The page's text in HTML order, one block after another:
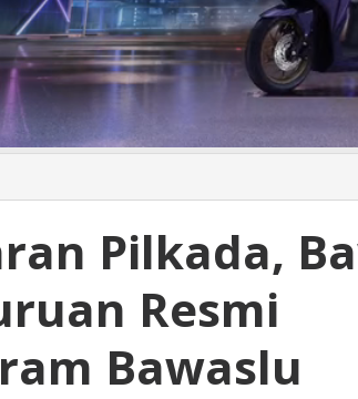
Pilkada,
Resmi
Bawaslu